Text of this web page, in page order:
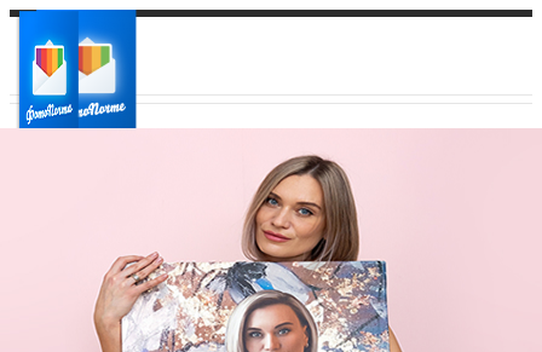
Ваш регион доставки
Выберите из списка: